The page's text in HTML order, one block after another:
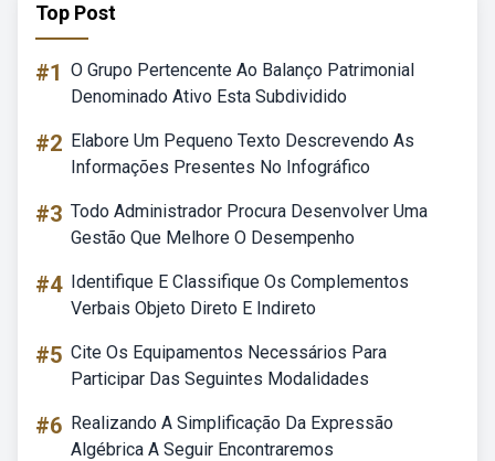
Top Post
#1 O Grupo Pertencente Ao Balanço Patrimonial
Denominado Ativo Esta Subdividido
#2 Elabore Um Pequeno Texto Descrevendo As
Informações Presentes No Infográfico
#3 Todo Administrador Procura Desenvolver Uma
Gestão Que Melhore O Desempenho
#4 Identifique E Classifique Os Complementos
Verbais Objeto Direto E Indireto
#5 Cite Os Equipamentos Necessários Para
Participar Das Seguintes Modalidades
#6 Realizando A Simplificação Da Expressão
Algébrica A Seguir Encontraremos